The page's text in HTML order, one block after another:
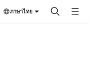
ภาษาไทย